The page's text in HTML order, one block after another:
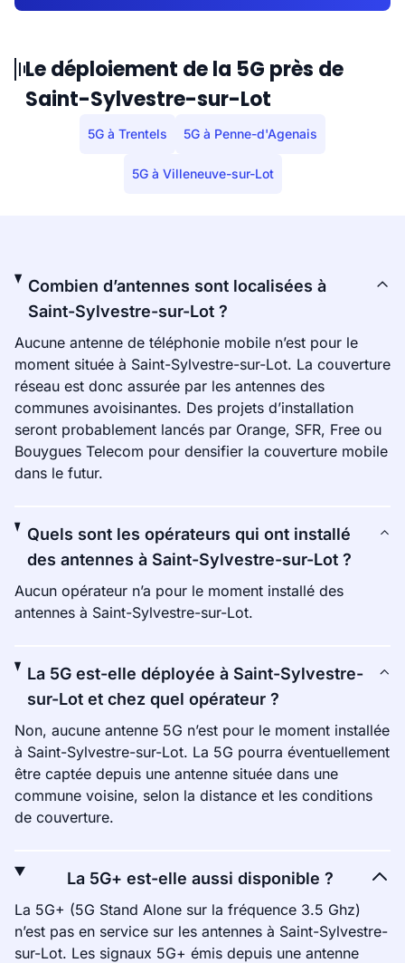
Le déploiement de la 5G près de
Saint-Sylvestre-sur-Lot
5G à Trentels 5G à Penne-d'Agenais
5G à Villeneuve-sur-Lot
Combien d’antennes sont localisées à
Saint-Sylvestre-sur-Lot ?
Aucune antenne de téléphonie mobile n’est pour le
moment située à Saint-Sylvestre-sur-Lot. La couverture
réseau est donc assurée par les antennes des
communes avoisinantes. Des projets d’installation
seront probablement lancés par Orange, SFR, Free ou
Bouygues Telecom pour densifier la couverture mobile
dans le futur.
Quels sont les opérateurs qui ont installé
des antennes à Saint-Sylvestre-sur-Lot ?
Aucun opérateur n’a pour le moment installé des
antennes à Saint-Sylvestre-sur-Lot.
La 5G est-elle déployée à Saint-Sylvestre-
sur-Lot et chez quel opérateur ?
Non, aucune antenne 5G n’est pour le moment installée
à Saint-Sylvestre-sur-Lot. La 5G pourra éventuellement
être captée depuis une antenne située dans une
commune voisine, selon la distance et les conditions
de couverture.
La 5G+ est-elle aussi disponible ?
La 5G+ (5G Stand Alone sur la fréquence 3.5 Ghz)
n’est pas en service sur les antennes à Saint-Sylvestre-
sur-Lot. Les signaux 5G+ émis depuis une antenne